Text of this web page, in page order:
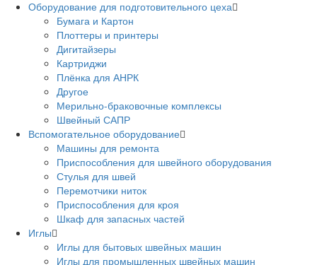
Оборудование для подготовительного цеха
Бумага и Картон
Плоттеры и принтеры
Дигитайзеры
Картриджи
Плёнка для АНРК
Другое
Мерильно-браковочные комплексы
Швейный САПР
Вспомогательное оборудование
Машины для ремонта
Приспособления для швейного оборудования
Стулья для швей
Перемотчики ниток
Приспособления для кроя
Шкаф для запасных частей
Иглы
Иглы для бытовых швейных машин
Иглы для промышленных швейных машин